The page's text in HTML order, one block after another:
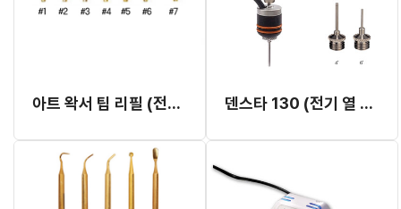
아트 왁서 팁 리필 (전기조각도 팁) 덴스타 130 (전기 열 기구)